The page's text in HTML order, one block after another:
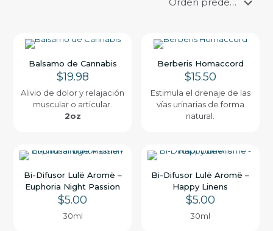
Balsamo de Cannabis
$19.98
Alivio de dolor y relajación
muscular o articular.
2oz
Berberis Homaccord
$15.50
Estimula el drenaje de las
vías urinarias de forma
natural.
Bi-Difusor Lulë Aromë –
Euphoria Night Passion
$5.00
30ml
Bi-Difusor Lulë Aromë –
Happy Linens
$5.00
30ml